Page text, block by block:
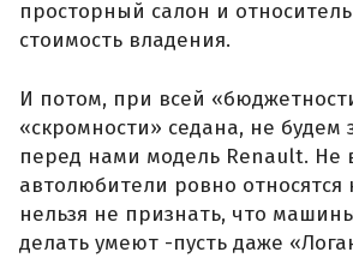
просторный салон и
стоимость владения.
И потом, при всей
«скромности» седана, не будем
перед нами модель Renault. Не
автолюбители ровно относятся
нельзя не признать, что
делать умеют -пусть даже